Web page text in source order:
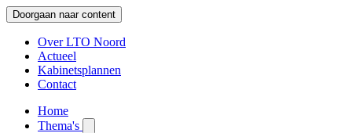
Doorgaan naar content
Over LTO Noord
Actueel
Kabinetsplannen
Contact
Home
Thema's